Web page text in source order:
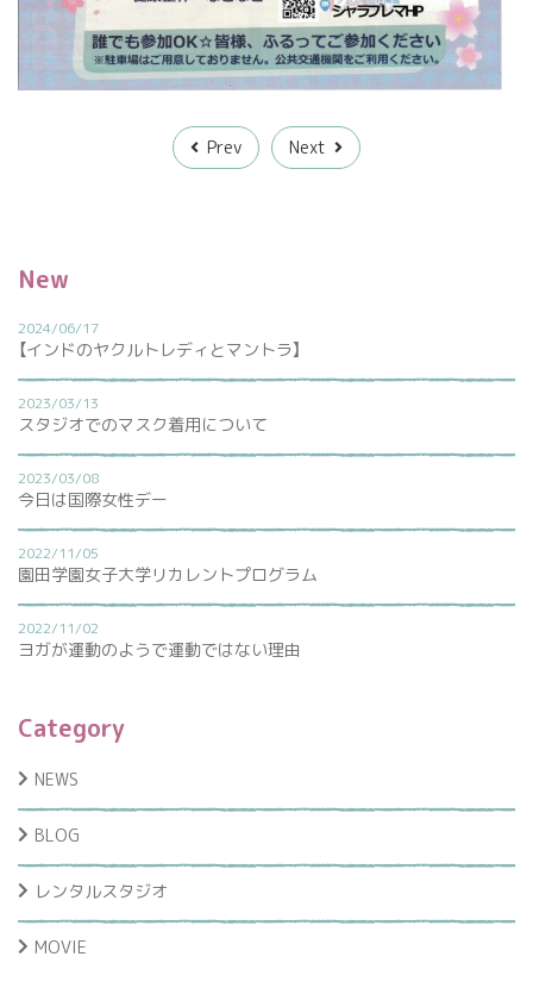
Prev Next
New
2024/06/17
【インドのヤクルトレディとマントラ】
2023/03/13
スタジオでのマスク着用について
2023/03/08
今日は国際女性デー
2022/11/05
園田学園女子大学リカレントプログラム
2022/11/02
ヨガが運動のようで運動ではない理由
Category
NEWS
BLOG
レンタルスタジオ
MOVIE